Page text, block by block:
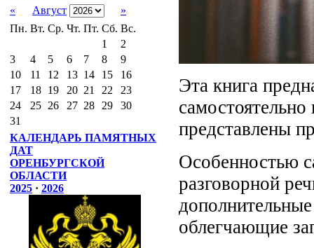
«
Август
»
Пн. Вт. Ср. Чт. Пт. Сб. Вс.
1
2
3
4 5 6 7 8
9
10
11 12 13 14 15
16
17
18 19 20 21 22
23
24
25 26 27 28 29
30
31
КАЛЕНДАРЬ ПАМЯТНЫХ
ДАТ
ОРЕНБУРГСКОЙ
ОБЛАСТИ
2025 · 2026
Эта книга
представлены
Особенностью
разговорной
облегчающие